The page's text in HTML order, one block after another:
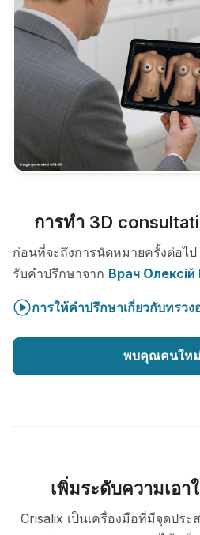
การทำ 3D
ก่อนที่จะถึงการนัดหมายครั้งต่อไ
รับคำปรึกษาจาก Врач
การให้คำปรึกษาเกี่ยวกับทรว
พบคุณคนให
เพิ่มระดับความเอา
Crisalix เป็นเครื่องมือที่มีจุดปร